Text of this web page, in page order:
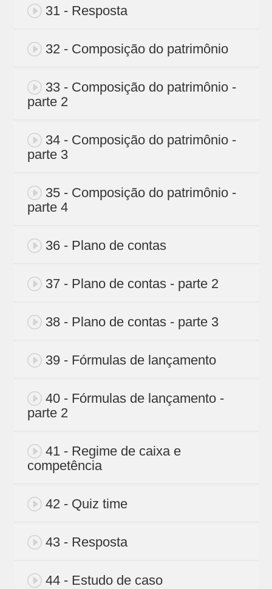
31 - Resposta
32 - Composição do patrimônio
33 - Composição do patrimônio -
parte 2
34 - Composição do patrimônio -
parte 3
35 - Composição do patrimônio -
parte 4
36 - Plano de contas
37 - Plano de contas - parte 2
38 - Plano de contas - parte 3
39 - Fórmulas de lançamento
40 - Fórmulas de lançamento -
parte 2
41 - Regime de caixa e
competência
42 - Quiz time
43 - Resposta
44 - Estudo de caso